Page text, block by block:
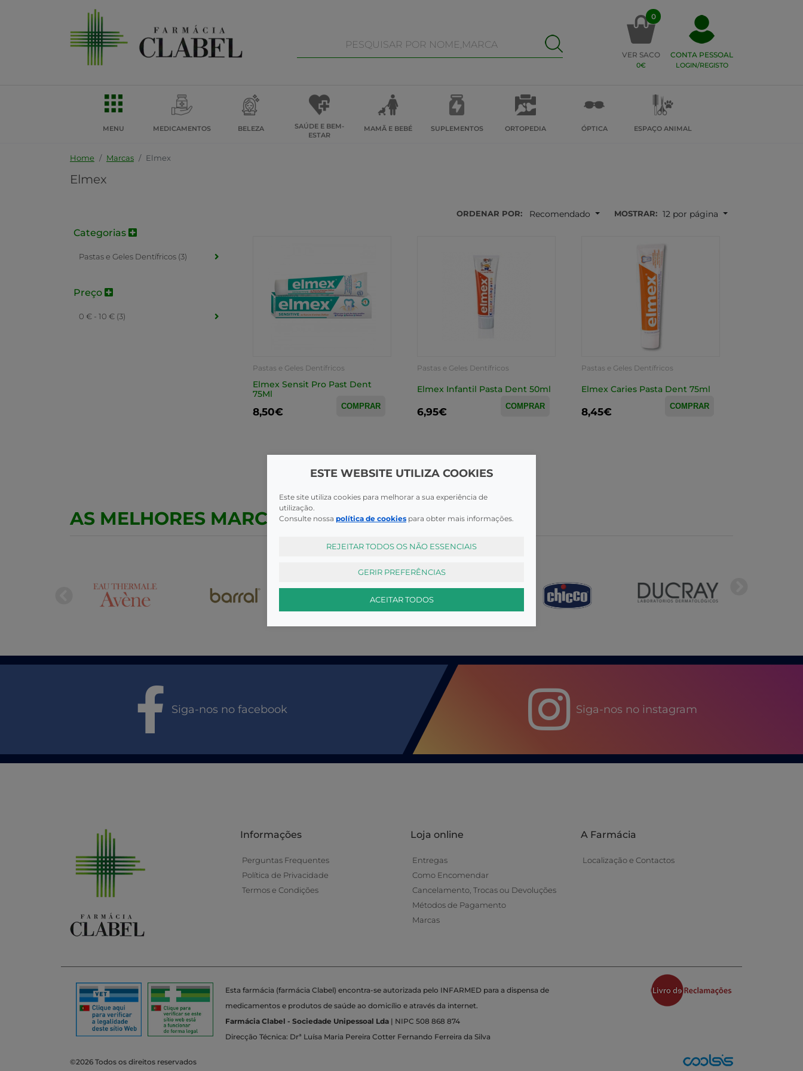
0
VER SACO
0€
CONTA PESSOAL
LOGIN/REGISTO
MENU MEDICAMENTOS BELEZA
SAÚDE E BEM-
ESTAR
MAMÃ E BEBÉ SUPLEMENTOS ORTOPEDIA ÓPTICA ESPAÇO ANIMAL
Home Marcas Elmex
Elmex
Categorias
Pastas e Geles Dentífricos (3)
Preço
0 € - 10 € (3)
ORDENAR POR: Recomendado MOSTRAR: 12 por página
Pastas e Geles Dentífricos
Elmex Sensit Pro Past Dent
75Ml
8,50€ COMPRAR
Pastas e Geles Dentífricos
Elmex Infantil Pasta Dent 50ml
6,95€ COMPRAR
Pastas e Geles Dentífricos
Elmex Caries Pasta Dent 75ml
8,45€ COMPRAR
AS MELHORES MARCAS
Siga-nos no facebook Siga-nos no instagram
Informações
Perguntas Frequentes
Política de Privacidade
Termos e Condições
Loja online
Entregas
Como Encomendar
Cancelamento, Trocas ou Devoluções
Métodos de Pagamento
Marcas
A Farmácia
Localização e Contactos
Esta farmácia (farmácia Clabel) encontra-se autorizada pelo INFARMED para a dispensa de
medicamentos e produtos de saúde ao domicílio e através da internet.
Farmácia Clabel - Sociedade Unipessoal Lda | NIPC 508 868 874
Direcção Técnica: Drª Luísa Maria Pereira Cotter Fernando Ferreira da Silva
©2026 Todos os direitos reservados
ESTE WEBSITE UTILIZA COOKIES
Este site utiliza cookies para melhorar a sua experiência de
utilização.
Consulte nossa política de cookies para obter mais informações.
REJEITAR TODOS OS NÃO ESSENCIAIS
GERIR PREFERÊNCIAS
ACEITAR TODOS